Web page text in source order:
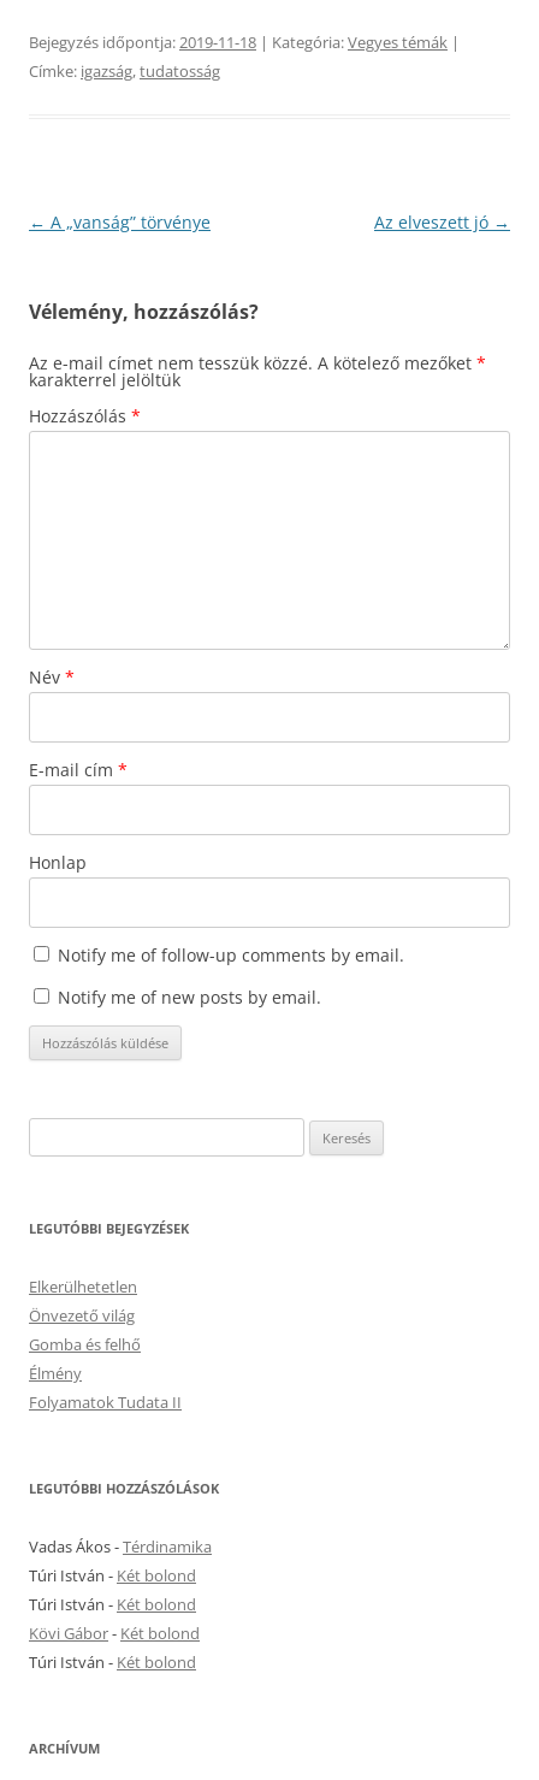
Bejegyzés időpontja:2019-11-18 | Kategória:Vegyes témák |
Címke: igazság,tudatosság
Bejegyzés
← A „vanság” törvénye Az elveszett jó →
Vélemény, hozzászólás?
Az e-mail címet nem tesszük közzé. A kötelező mezőket *
karakterrel jelöltük
Hozzászólás *
Név *
E-mail cím *
Honlap
Notify me of follow-up comments by email.
Notify me of new posts by email.
LEGUTÓBBI BEJEGYZÉSEK
Elkerülhetetlen
Önvezető világ
Gomba és felhő
Élmény
Folyamatok Tudata II
LEGUTÓBBI HOZZÁSZÓLÁSOK
Vadas Ákos-Térdinamika
Túri István - Két bolond
Túri István - Két bolond
Kövi Gábor- Két bolond
Túri István - Két bolond
ARCHÍVUM